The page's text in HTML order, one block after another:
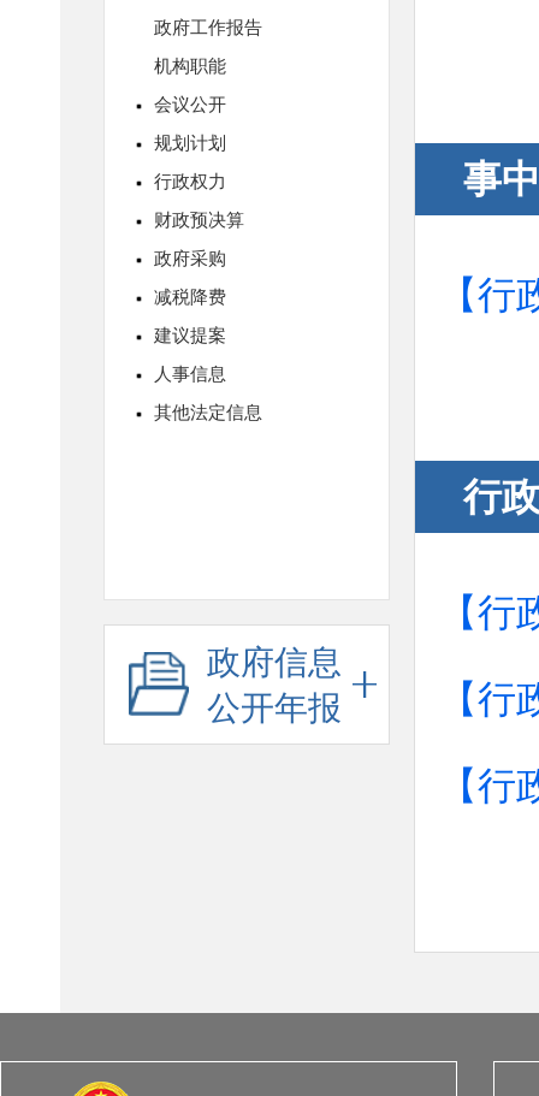
政府信息
公开年报
事
【
行
【
【
【